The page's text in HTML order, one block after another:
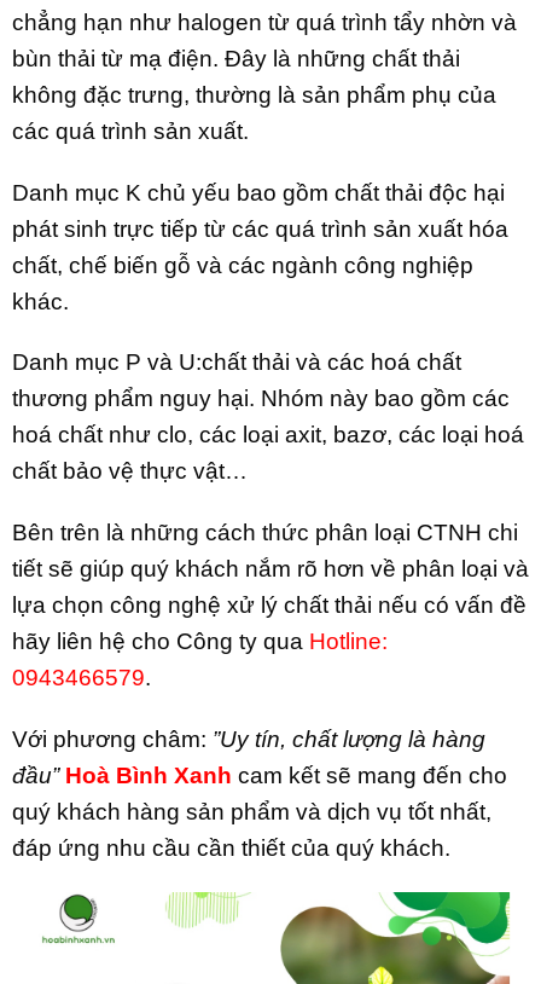
chẳng hạn như halogen từ quá trình tẩy nhờn và
bùn thải từ mạ điện. Đây là những chất thải
không đặc trưng, thường là sản phẩm phụ của
các quá trình sản xuất.
Danh mục K chủ yếu bao gồm chất thải độc hại
phát sinh trực tiếp từ các quá trình sản xuất hóa
chất, chế biến gỗ và các ngành công nghiệp
khác.
Danh mục P và U:chất thải và các hoá chất
thương phẩm nguy hại. Nhóm này bao gồm các
hoá chất như clo, các loại axit, bazơ, các loại hoá
chất bảo vệ thực vật…
Bên trên là những cách thức phân loại CTNH chi
tiết sẽ giúp quý khách nắm rõ hơn về phân loại và
lựa chọn công nghệ xử lý chất thải nếu có vấn đề
hãy liên hệ cho Công ty quaHotline:
0943466579.
Với phương châm: ”Uy tín, chất lượng là hàng
đầu” Hoà Bình Xanh cam kết sẽ mang đến cho
quý khách hàng sản phẩm và dịch vụ tốt nhất,
đáp ứng nhu cầu cần thiết của quý khách.